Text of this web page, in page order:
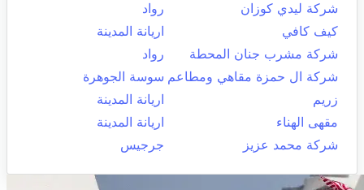
شركة ليدي كوزان
رواد
كيف كافي
اريانة المدينة
شركة مشرب جنان المحطة
رواد
شركة ال حمزة مقاهي ومطاعم سوسة الجوهرة
زريم
اريانة المدينة
مقهى الهناء
اريانة المدينة
شركة محمد عزيز
جرجيس